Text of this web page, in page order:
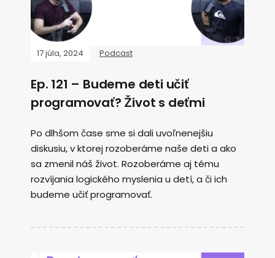
17 júla, 2024 Podcast
Ep. 121 – Budeme deti učiť
programovať? Život s deťmi
Po dlhšom čase sme si dali uvoľnenejšiu
diskusiu, v ktorej rozoberáme naše deti a ako
sa zmenil náš život. Rozoberáme aj tému
rozvíjania logického myslenia u detí, a či ich
budeme učiť programovať.